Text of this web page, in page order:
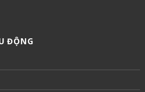
ĐỘNG